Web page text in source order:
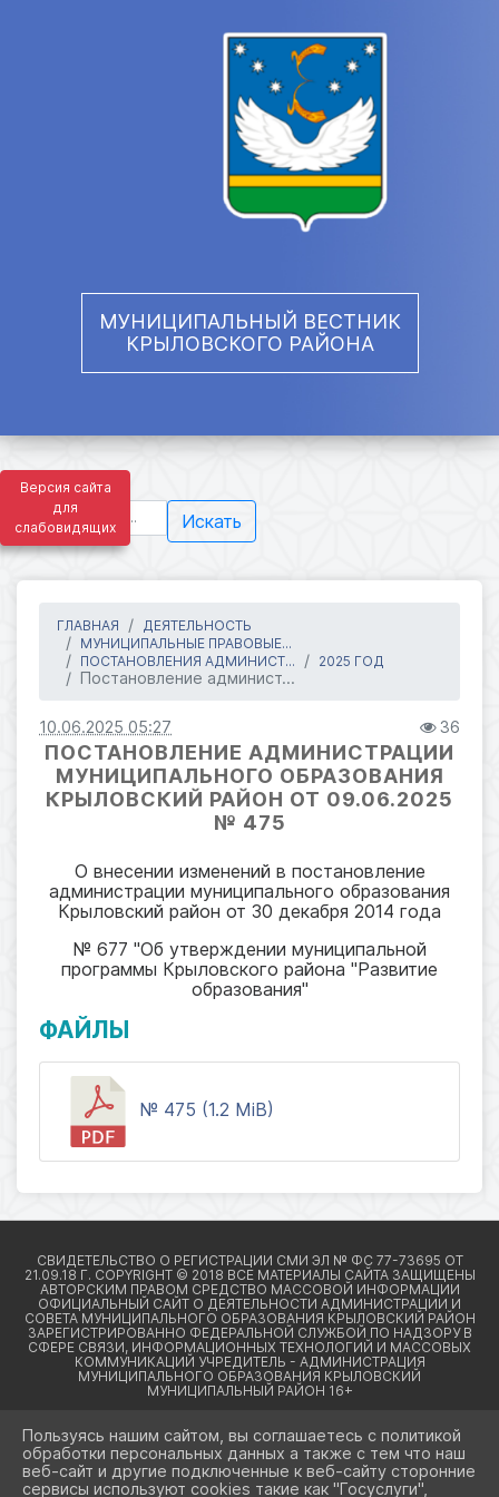
Версия сайта
для
слабовидящих
МУНИЦИПАЛЬНЫЙ ВЕСТНИК
КРЫЛОВСКОГО РАЙОНА
Искать
ГЛАВНАЯ
ДЕЯТЕЛЬНОСТЬ
МУНИЦИПАЛЬНЫЕ ПРАВОВЫЕ...
ПОСТАНОВЛЕНИЯ АДМИНИСТ...
2025 ГОД
Постановление админист...
10.06.2025 05:27 36
ПОСТАНОВЛЕНИЕ АДМИНИСТРАЦИИ
МУНИЦИПАЛЬНОГО ОБРАЗОВАНИЯ
КРЫЛОВСКИЙ РАЙОН ОТ 09.06.2025
№ 475
О внесении изменений в постановление
администрации муниципального образования
Крыловский район от 30 декабря 2014 года
№ 677 "Об утверждении муниципальной
программы Крыловского района "Развитие
образования"
ФАЙЛЫ
№ 475 (1.2 MiB)
2026 Г. КРЫЛОВСКИЙРАЙОН23.РФ
Пользуясь нашим сайтом, вы соглашаетесь с политикой
обработки персональных данных а также с тем что наш
веб-сайт и другие подключенные к веб-сайту сторонние
сервисы используют cookies такие как "Госуслуги",